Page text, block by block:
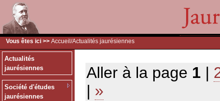
Vous êtes ici >> Accueil /Actualités jaurésiennes
Actualités
jaurésiennes
Société d'études
jaurésiennes
Aller à la page 1 |
| »